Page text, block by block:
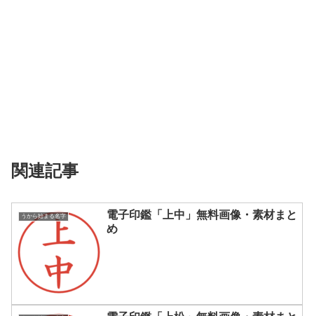
関連記事
うから始まる名字
電子印鑑「上中」無料画像・素材まと
め